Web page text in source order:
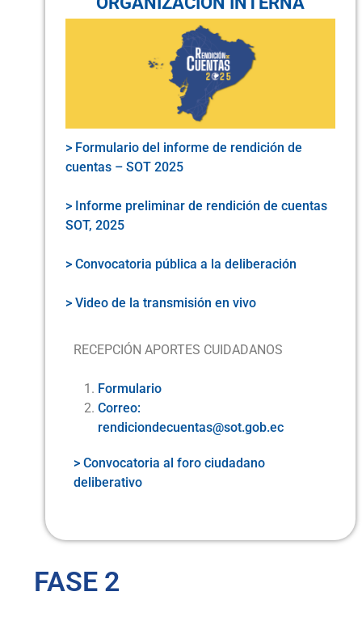
> Formulario del informe de rendición de
cuentas – SOT 2025
> Informe preliminar de rendición de cuentas
SOT, 2025
> Convocatoria pública a la deliberación
> Video de la transmisión en vivo
RECEPCIÓN APORTES CUIDADANOS
Formulario
Correo:
rendiciondecuentas@sot.gob.ec
> Convocatoria al foro ciudadano
deliberativo
FASE 2